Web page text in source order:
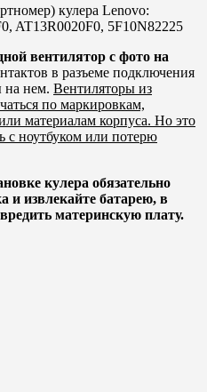
кулера Lenovo:
AT13R0020F0, 5F10N82225
вентилятор с фото на
в разъеме подключения
на нем. Вентиляторы из
по маркировкам,
материалам корпуса. Но это
с ноутбуком или потерю
кулера обязательно
и извлекайте батарею, в
материнскую плату.